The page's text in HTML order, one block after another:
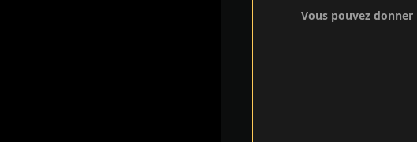
Vous pouvez